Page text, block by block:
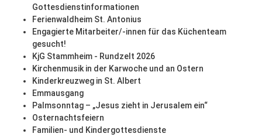
Gottesdienstinformationen
Ferienwaldheim St. Antonius
Engagierte Mitarbeiter/-innen für das Küchenteam
gesucht!
KjG Stammheim - Rundzelt 2026
Kirchenmusik in der Karwoche und an Ostern
Kinderkreuzweg in St. Albert
Emmausgang
Palmsonntag – „Jesus zieht in Jerusalem ein“
Osternachtsfeiern
Familien- und Kindergottesdienste